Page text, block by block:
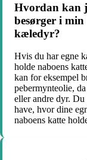
Hvordan kan
besørger i min
kæledyr?
Hvis du har egne
holde naboens
kan for eksempel
pebermynteolie,
eller andre dyr. Du
have, hvor dine
naboens katte